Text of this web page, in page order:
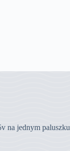
na jednym paluszku